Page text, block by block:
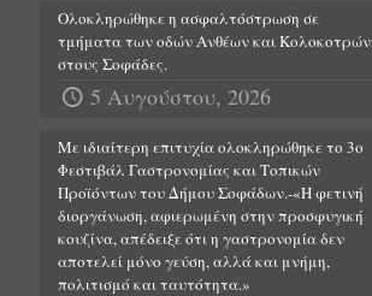
Ολοκληρώθηκε η ασφαλτόστρωση σε
τμήματα των οδών Ανθέων και
στους Σοφάδες.
5 Αυγούστου, 2026
Με ιδιαίτερη επιτυχία ολοκληρώθηκε το 3ο
Φεστιβάλ Γαστρονομίας και Τοπικών
Προϊόντων του Δήμου Σοφάδων.-«Η φετινή
διοργάνωση, αφιερωμένη στην προσφυγική
κουζίνα, απέδειξε ότι η γαστρονομία δεν
αποτελεί μόνο γεύση, αλλά και μνήμη,
πολιτισμό και ταυτότητα.»